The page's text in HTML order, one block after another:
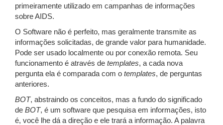
primeiramente utilizado em campanhas de informações
sobre AIDS.
O Software não é perfeito, mas geralmente transmite as
informações solicitadas, de grande valor para humanidade.
Pode ser usado localmente ou por conexão remota. Seu
funcionamento é através de templates, a cada nova
pergunta ela é comparada com o templates, de perguntas
anteriores.
BOT, abstraindo os conceitos, mas a fundo do significado
de BOT, é um software que pesquisa em informações, isto
é, você lhe dá a direção e ele trará a informação. A palavra